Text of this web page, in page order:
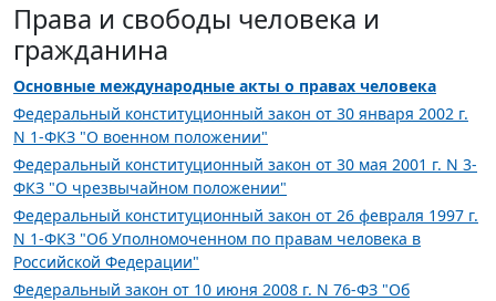
Права и свободы человека и
гражданина
Основные международные акты о правах человека
Федеральный конституционный закон от 30 января 2002 г.
N 1-ФКЗ "О военном положении"
Федеральный конституционный закон от 30 мая 2001 г. N 3-
ФКЗ "О чрезвычайном положении"
Федеральный конституционный закон от 26 февраля 1997 г.
N 1-ФКЗ "Об Уполномоченном по правам человека в
Российской Федерации"
Федеральный закон от 10 июня 2008 г. N 76-ФЗ "Об